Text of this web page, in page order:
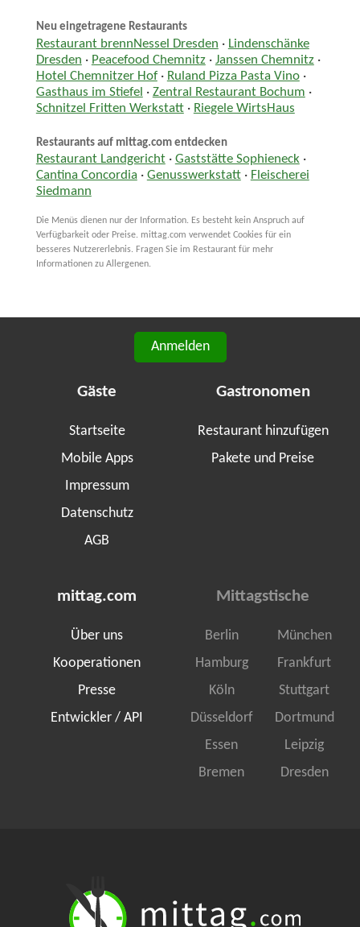
Neu eingetragene Restaurants
Restaurant brennNessel Dresden · Lindenschänke
Dresden · Peacefood Chemnitz· Janssen Chemnitz·
Hotel Chemnitzer Hof· Ruland Pizza Pasta Vino·
Gasthaus im Stiefel · Zentral Restaurant Bochum ·
Schnitzel Fritten Werkstatt· Riegele WirtsHaus
Restaurants auf mittag.com entdecken
Restaurant Landgericht· Gaststätte Sophieneck·
Cantina Concordia · Genusswerkstatt· Fleischerei
Siedmann
Die Menüs dienen nur der Information. Es besteht kein Anspruch auf
Verfügbarkeit oder Preise. mittag.com verwendet Cookies für ein
besseres Nutzererlebnis. Fragen Sie im Restaurant für mehr
Informationen zu Allergenen.
Anmelden
Gäste
Startseite
Mobile Apps
Impressum
Datenschutz
AGB
Gastronomen
Restaurant hinzufügen
Pakete und Preise
mittag.com
Über uns
Kooperationen
Presse
Entwickler / API
Mittagstische
Berlin
München
Hamburg
Frankfurt
Köln
Stuttgart
Düsseldorf
Dortmund
Essen
Leipzig
Bremen
Dresden